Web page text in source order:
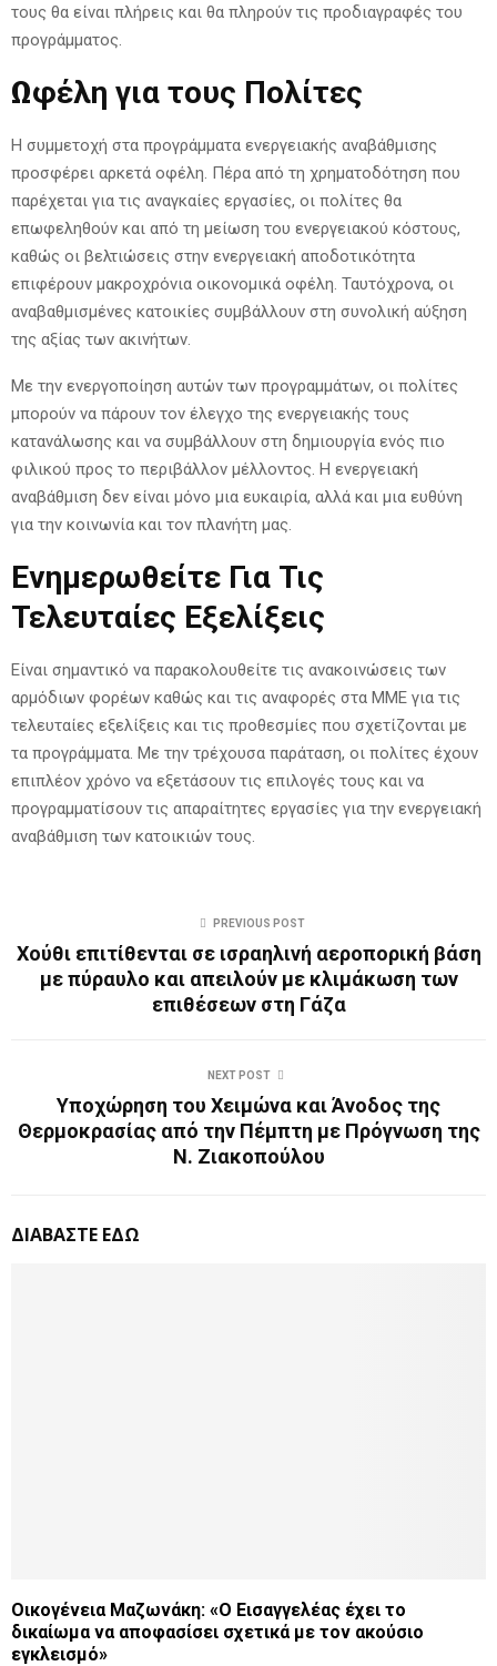
τους θα είναι πλήρεις και θα πληρούν τις προδιαγραφές του
προγράμματος.
Ωφέλη για τους Πολίτες
Η συμμετοχή στα προγράμματα ενεργειακής αναβάθμισης
προσφέρει αρκετά οφέλη. Πέρα από τη χρηματοδότηση που
παρέχεται για τις αναγκαίες εργασίες, οι πολίτες θα
επωφεληθούν και από τη μείωση του ενεργειακού κόστους,
καθώς οι βελτιώσεις στην ενεργειακή αποδοτικότητα
επιφέρουν μακροχρόνια οικονομικά οφέλη. Ταυτόχρονα, οι
αναβαθμισμένες κατοικίες συμβάλλουν στη συνολική αύξηση
της αξίας των ακινήτων.
Με την ενεργοποίηση αυτών των προγραμμάτων, οι πολίτες
μπορούν να πάρουν τον έλεγχο της ενεργειακής τους
κατανάλωσης και να συμβάλλουν στη δημιουργία ενός πιο
φιλικού προς το περιβάλλον μέλλοντος. Η ενεργειακή
αναβάθμιση δεν είναι μόνο μια ευκαιρία, αλλά και μια ευθύνη
για την κοινωνία και τον πλανήτη μας.
Ενημερωθείτε Για Τις
Τελευταίες Εξελίξεις
Είναι σημαντικό να παρακολουθείτε τις ανακοινώσεις των
αρμόδιων φορέων καθώς και τις αναφορές στα ΜΜΕ για τις
τελευταίες εξελίξεις και τις προθεσμίες που σχετίζονται με
τα προγράμματα. Με την τρέχουσα παράταση, οι πολίτες έχουν
επιπλέον χρόνο να εξετάσουν τις επιλογές τους και να
προγραμματίσουν τις απαραίτητες εργασίες για την ενεργειακή
αναβάθμιση των κατοικιών τους.
PREVIOUS POST
Χούθι επιτίθενται σε ισραηλινή αεροπορική βάση
με πύραυλο και απειλούν με κλιμάκωση των
επιθέσεων στη Γάζα
NEXT POST
Υποχώρηση του Χειμώνα και Άνοδος της
Θερμοκρασίας από την Πέμπτη με Πρόγνωση της
Ν. Ζιακοπούλου
ΔΙΑΒΑΣΤΕ ΕΔΩ
Οικογένεια Μαζωνάκη: «Ο Εισαγγελέας έχει το
δικαίωμα να αποφασίσει σχετικά με τον ακούσιο
εγκλεισμό»